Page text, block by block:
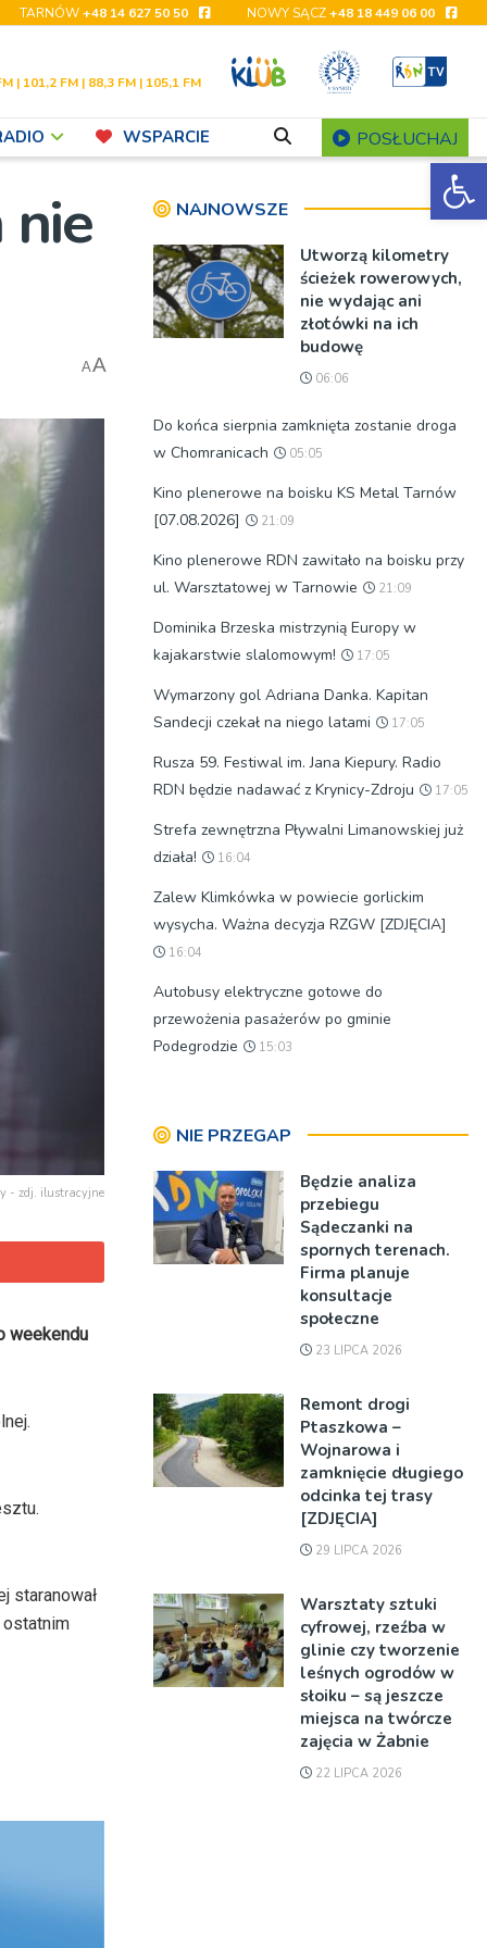
TARNÓW+48 14 627 50 50 NOWY SĄCZ+48 18 449 06 00
| 101,2 FM | 88,3 FM | 105,1 FM
WSPARCIE POSŁUCHAJ
AA
- zdj. ilustracyjne
weekendu
staranował
ostatnim
NAJNOWSZE
Utworzą kilometry
ścieżek rowerowych,
nie wydając ani
złotówki na ich
budowę
06:06
Do końca sierpnia zamknięta zostanie droga
w Chomranicach
05:05
Kino plenerowe na boisku KS Metal Tarnów
[07.08.2026]
21:09
Kino plenerowe RDN zawitało na boisku przy
ul. Warsztatowej w Tarnowie
21:09
Dominika Brzeska mistrzynią Europy w
kajakarstwie slalomowym!
17:05
Wymarzony gol Adriana Danka. Kapitan
Sandecji czekał na niego latami
17:05
Rusza 59. Festiwal im. Jana Kiepury. Radio
RDN będzie nadawać z Krynicy-Zdroju
17:05
Strefa zewnętrzna Pływalni Limanowskiej już
działa!
16:04
Zalew Klimkówka w powiecie gorlickim
wysycha. Ważna decyzja RZGW [ZDJĘCIA]
16:04
Autobusy elektryczne gotowe do
przewożenia pasażerów po gminie
Podegrodzie
15:03
NIE PRZEGAP
Będzie analiza
przebiegu
Sądeczanki na
spornych terenach.
Firma planuje
konsultacje
społeczne
23 LIPCA 2026
Remont drogi
Ptaszkowa –
Wojnarowa i
zamknięcie długiego
odcinka tej trasy
[ZDJĘCIA]
29 LIPCA 2026
Warsztaty sztuki
cyfrowej, rzeźba w
glinie czy tworzenie
leśnych ogrodów w
słoiku – są jeszcze
miejsca na twórcze
zajęcia w Żabnie
22 LIPCA 2026